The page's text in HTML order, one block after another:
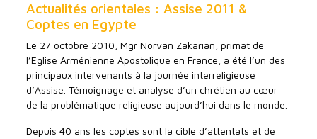
Actualités orientales : Assise 2011 &
Coptes en Egypte
Le 27 octobre 2010, Mgr Norvan Zakarian, primat de
l’Eglise Arménienne Apostolique en France, a été l’un des
principaux intervenants à la journée interreligieuse
d’Assise. Témoignage et analyse d’un chrétien au cœur
de la problématique religieuse aujourd’hui dans le monde.
Depuis 40 ans les coptes sont la cible d’attentats et de